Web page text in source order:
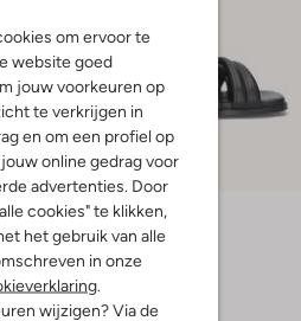
om ervoor te
website goed
jouw voorkeuren op
te verkrijgen in
en om een profiel op
online gedrag voor
advertenties. Door
cookies" te klikken,
het gebruik van alle
in onze
wijzigen? Via de
Laatste maten
-50%
Shabbies
Slippers
€ 119,95 € 59,99